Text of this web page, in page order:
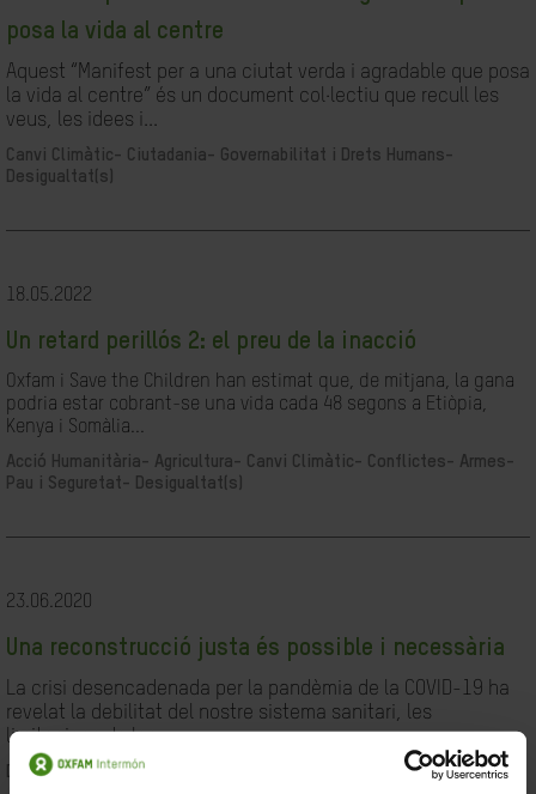
posa la vida al centre
Aquest “Manifest per a una ciutat verda i agradable que posa
la vida al centre” és un document col·lectiu que recull les
veus, les idees i...
Canvi Climàtic-
Ciutadania- Governabilitat i Drets Humans-
Desigualtat(s)
18.05.2022
Un retard perillós 2: el preu de la inacció
Oxfam i Save the Children han estimat que, de mitjana, la gana
podria estar cobrant-se una vida cada 48 segons a Etiòpia,
Kenya i Somàlia...
Acció Humanitària- Agricultura- Canvi Climàtic-
Conflictes- Armes-
Pau i Seguretat-
Desigualtat(s)
23.06.2020
Una reconstrucció justa és possible i necessària
La crisi desencadenada per la pandèmia de la COVID-19 ha
revelat la debilitat del nostre sistema sanitari, les
limitacions de les...
Desigualtat(s)